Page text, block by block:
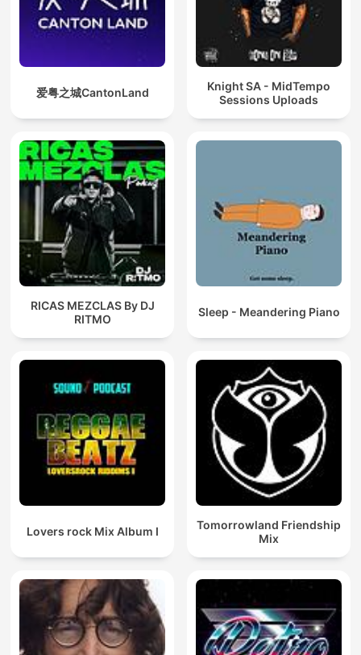
爱粤之城CantonLand
Knight SA - MidTempo
Sessions Uploads
RICAS MEZCLAS By DJ
RITMO
Sleep - Meandering Piano
Lovers rock Mix Album I
Tomorrowland Friendship
Mix